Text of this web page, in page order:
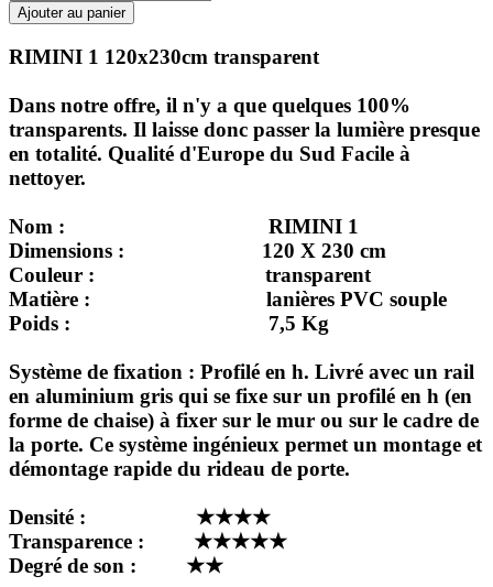
Ajouter au panier
RIMINI 1 120x230cm transparent
Dans notre offre, il n'y a que quelques 100%
transparents. Il laisse donc passer la lumière presque
en totalité. Qualité d'Europe du Sud Facile à
nettoyer.
Nom : RIMINI 1
Dimensions : 120 X 230 cm
Couleur : transparent
Matière :
lanières PVC souple
Poids : 7,5 Kg
Système de fixation : Profilé en h. Livré avec un rail
en aluminium gris qui se fixe sur un profilé en h (en
forme de chaise) à fixer sur le mur ou sur le cadre de
la porte. Ce système ingénieux permet un montage et
démontage rapide du rideau de porte.
Densité : ★★★★
Transparence : ★★★★★
Degré de son : ★★